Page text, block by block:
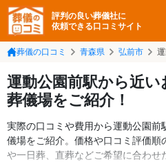
評判の良い葬儀社に
依頼できる口コミサイト
葬儀の口コミ 青森県 弘前市
運動公園前駅から近い
葬儀場をご紹介！
実際の口コミや費用から運動公園
儀場をご紹介。価格や口コミ評価
や一日葬、直葬などご希望に合わ